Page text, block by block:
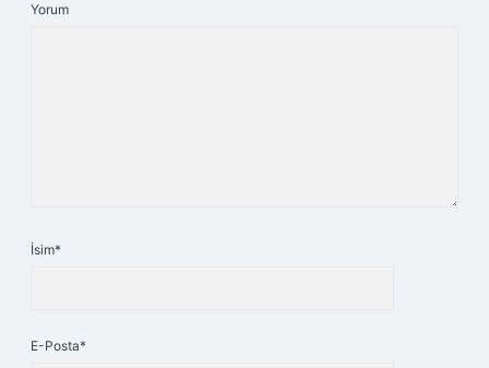
Yorum
İsim*
E-Posta*